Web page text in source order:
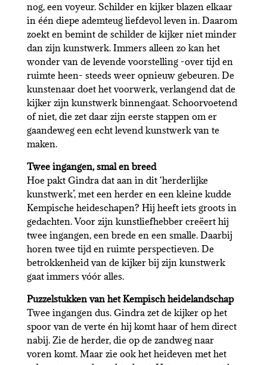
nog, een voyeur. Schilder en kijker blazen elkaar
in één diepe ademteug liefdevol leven in. Daarom
zoekt en bemint de schilder de kijker niet minder
dan zijn kunstwerk. Immers alleen zo kan het
wonder van de levende voorstelling -over tijd en
ruimte heen- steeds weer opnieuw gebeuren. De
kunstenaar doet het voorwerk, verlangend dat de
kijker zijn kunstwerk binnengaat. Schoorvoetend
of niet, die zet daar zijn eerste stappen om er
gaandeweg een echt levend kunstwerk van te
maken.
Twee ingangen, smal en breed
Hoe pakt Gindra dat aan in dit ‘herderlijke
kunstwerk’, met een herder en een kleine kudde
Kempische heideschapen? Hij heeft iets groots in
gedachten. Voor zijn kunstliefhebber creëert hij
twee ingangen, een brede en een smalle. Daarbij
horen twee tijd en ruimte perspectieven. De
betrokkenheid van de kijker bij zijn kunstwerk
gaat immers vóór alles.
Puzzelstukken van het Kempisch heidelandschap
Twee ingangen dus. Gindra zet de kijker op het
spoor van de verte én hij komt haar of hem direct
nabij. Zie de herder, die op de zandweg naar
voren komt. Maar zie ook het heideven met het